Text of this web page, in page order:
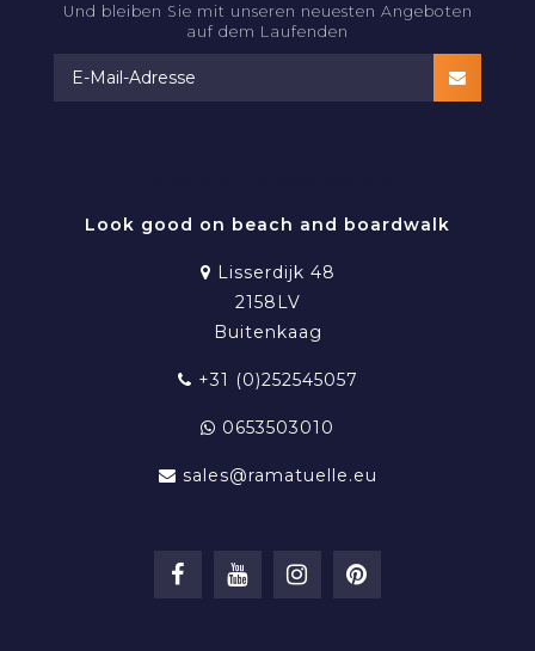
Und bleiben Sie mit unseren neuesten Angeboten
auf dem Laufenden
Look good on beach and boardwalk
Lisserdijk 48
2158LV
Buitenkaag
+31 (0)252545057
0653503010
sales@ramatuelle.eu